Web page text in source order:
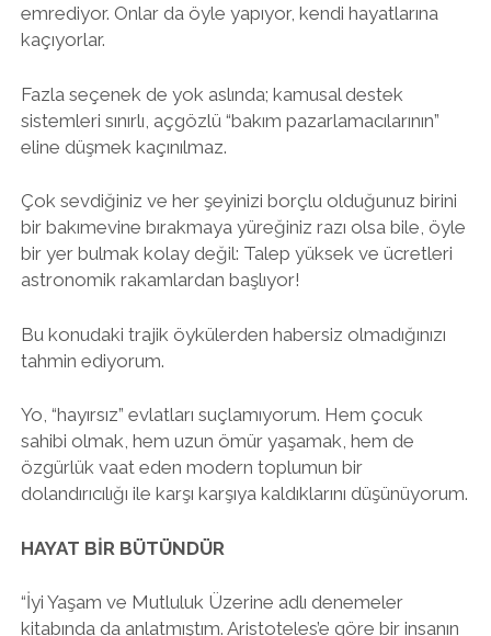
emrediyor. Onlar da öyle yapıyor, kendi hayatlarına
kaçıyorlar.
Fazla seçenek de yok aslında; kamusal destek
sistemleri sınırlı, açgözlü “bakım pazarlamacılarının”
eline düşmek kaçınılmaz.
Çok sevdiğiniz ve her şeyinizi borçlu olduğunuz birini
bir bakımevine bırakmaya yüreğiniz razı olsa bile, öyle
bir yer bulmak kolay değil: Talep yüksek ve ücretleri
astronomik rakamlardan başlıyor!
Bu konudaki trajik öykülerden habersiz olmadığınızı
tahmin ediyorum.
Yo, “hayırsız” evlatları suçlamıyorum. Hem çocuk
sahibi olmak, hem uzun ömür yaşamak, hem de
özgürlük vaat eden modern toplumun bir
dolandırıcılığı ile karşı karşıya kaldıklarını düşünüyorum.
HAYAT BİR BÜTÜNDÜR
“İyi Yaşam ve Mutluluk Üzerine adlı denemeler
kitabında da anlatmıştım. Aristoteles’e göre bir insanın